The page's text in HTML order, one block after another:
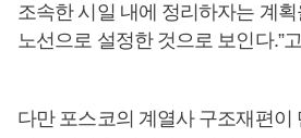
조속한 시일 내에 정리하자는 계획
노선으로 설정한 것으로 보인다.”
다만 포스코의 계열사 구조재편이